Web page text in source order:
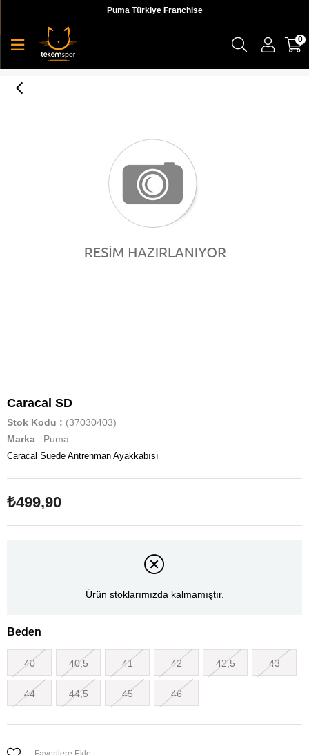
Puma Türkiye Franchise
0
Caracal SD
Caracal SD
Stok Kodu
(37030403)
Marka : Puma
Caracal Suede Antrenman Ayakkabısı
₺499,90
Ürün stoklarımızda kalmamıştır.
Beden
40 40,5 41 42 42,5 43
44 44,5 45 46